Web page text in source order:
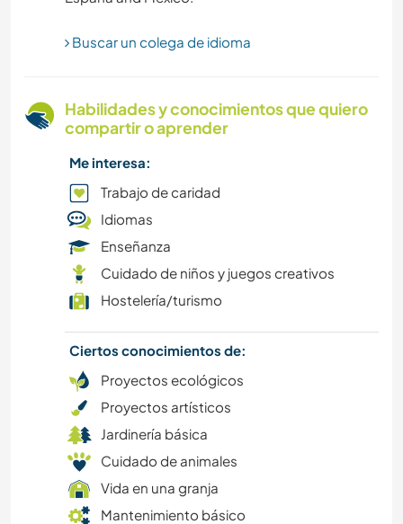
Buscar un colega de idioma
Habilidades y conocimientos que quiero
compartir o aprender
Me interesa:
Trabajo de caridad
Idiomas
Enseñanza
Cuidado de niños y juegos creativos
Hostelería/turismo
Ciertos conocimientos de:
Proyectos ecológicos
Proyectos artísticos
Jardinería básica
Cuidado de animales
Vida en una granja
Mantenimiento básico